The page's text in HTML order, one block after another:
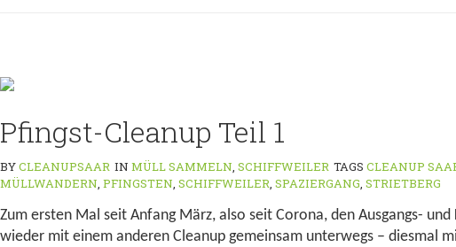
Pfingst-Cleanup Teil 1
BYCLEANUPSAAR IN MÜLL SAMMELN, SCHIFFWEILER TAGS CLEANUP
MÜLLWANDERN, PFINGSTEN, SCHIFFWEILER, SPAZIERGANG, STRIETBERG
Zum ersten Mal seit Anfang März, also seit Corona, den Ausgangs-
wieder mit einem anderen Cleanup gemeinsam unterwegs – diesmal